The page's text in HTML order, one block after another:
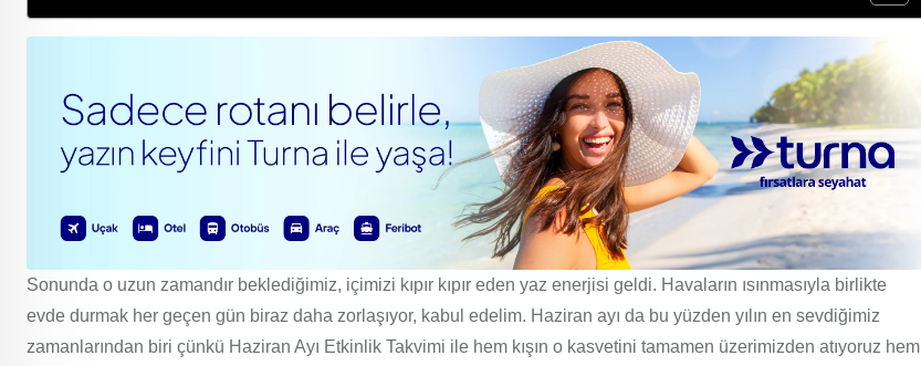
Sonunda o uzun zamandır beklediğimiz, içimizi kıpır kıpır eden yaz enerjisi geldi. Havaların ısınmasıyla birlikte
evde durmak her geçen gün biraz daha zorlaşıyor, kabul edelim. Haziran ayı da bu yüzden yılın en sevdiğimiz
zamanlarından biri çünkü Haziran Ayı Etkinlik Takvimi ile hem kışın o kasvetini tamamen üzerimizden atıyoruz hem